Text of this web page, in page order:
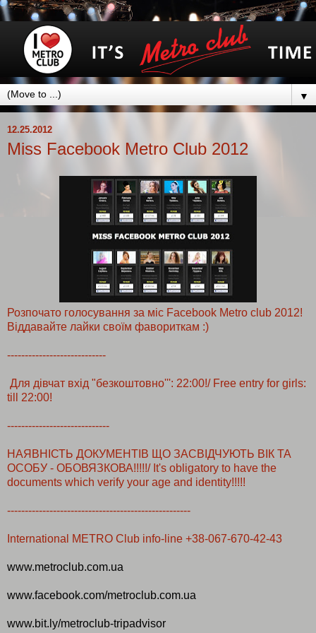
▼
12.25.2012
Miss Facebook Metro Club 2012
Розпочато голосування за міс Facebook Metro club 2012!
Віддавайте лайки своїм фавориткам :)
----------------------------
Для дівчат вхід "безкоштовно''': 22:00!/ Free entry for girls:
till 22:00!
-----------------------------
НАЯВНІСТЬ ДОКУМЕНТІВ ЩО ЗАСВІДЧУЮТЬ ВІК ТА
ОСОБУ - ОБОВЯЗКОВА!!!!!/ It's obligatory to have the
documents which verify your age and identity!!!!!
----------------------------------------------------
International METRO Club info-line +38-067-670-42-43
www.metroclub.com.ua
www.facebook.com/metroclub.com.ua
www.bit.ly/metroclub-tripadvisor